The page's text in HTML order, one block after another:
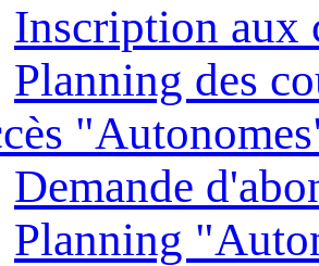
Inscription aux
Planning des
Demande
Planning